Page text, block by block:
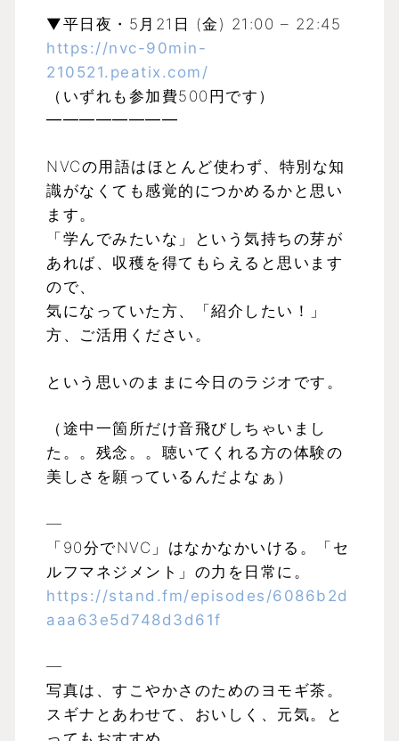
▼平日夜・5月21日 (金) 21:00 – 22:45
https://nvc-90min-
210521.peatix.com/
（いずれも参加費500円です）
━━━━━━━━
NVCの用語はほとんど使わず、特別な知
識がなくても感覚的につかめるかと思い
ます。
「学んでみたいな」という気持ちの芽が
あれば、収穫を得てもらえると思います
ので、
気になっていた方、「紹介したい！」
方、ご活用ください。
という思いのままに今日のラジオです。
（途中一箇所だけ音飛びしちゃいまし
た。。残念。。聴いてくれる方の体験の
美しさを願っているんだよなぁ）
—
「90分でNVC」はなかなかいける。「セ
ルフマネジメント」の力を日常に。
https://stand.fm/episodes/6086b2d
aaa63e5d748d3d61f
—
写真は、すこやかさのためのヨモギ茶。
スギナとあわせて、おいしく、元気。と